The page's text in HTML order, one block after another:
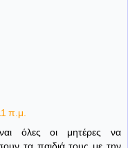
π.μ.
όλες οι μητέρες να